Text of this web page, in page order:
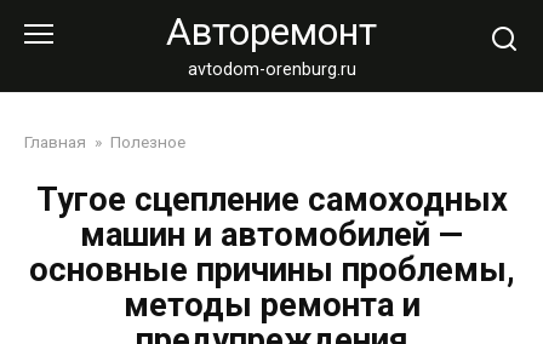
Авторемонт
avtodom-orenburg.ru
Главная » Полезное
Тугое сцепление самоходных
машин и автомобилей —
основные причины проблемы,
методы ремонта и